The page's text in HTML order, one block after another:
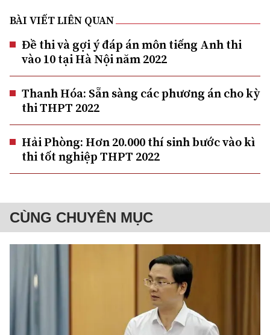
BÀI VIẾT LIÊN QUAN
Đề thi và gợi ý đáp án môn tiếng Anh thi
vào 10 tại Hà Nội năm 2022
Thanh Hóa: Sẵn sàng các phương án cho kỳ
thi THPT 2022
Hải Phòng: Hơn 20.000 thí sinh bước vào kì
thi tốt nghiệp THPT 2022
CÙNG CHUYÊN MỤC